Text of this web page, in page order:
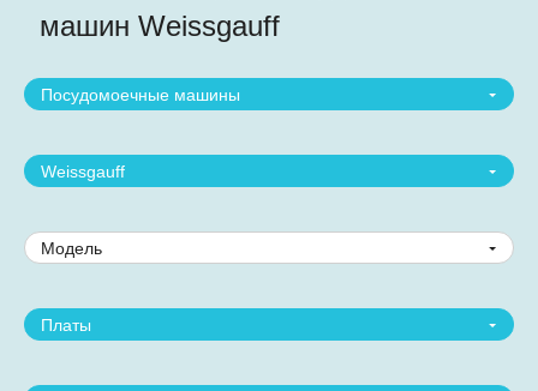
машин Weissgauff
Посудомоечные машины
Weissgauff
Модель
Платы